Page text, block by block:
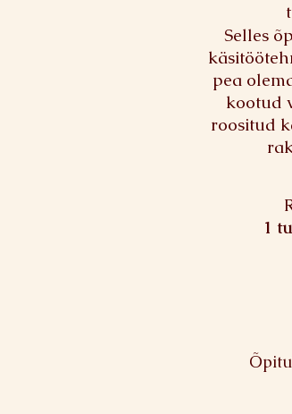
Selles
pea
kootud
roositud
1